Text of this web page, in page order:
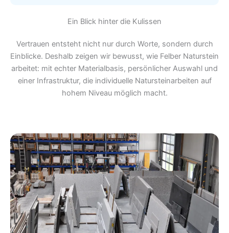
Ein Blick hinter die Kulissen
Vertrauen entsteht nicht nur durch Worte, sondern durch
Einblicke. Deshalb zeigen wir bewusst, wie Felber Naturstein
arbeitet: mit echter Materialbasis, persönlicher Auswahl und
einer Infrastruktur, die individuelle Natursteinarbeiten auf
hohem Niveau möglich macht.